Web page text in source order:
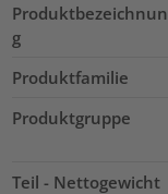
Produktbezeichnun
g
Produktfamilie
Produktgruppe
Teil - Nettogewicht